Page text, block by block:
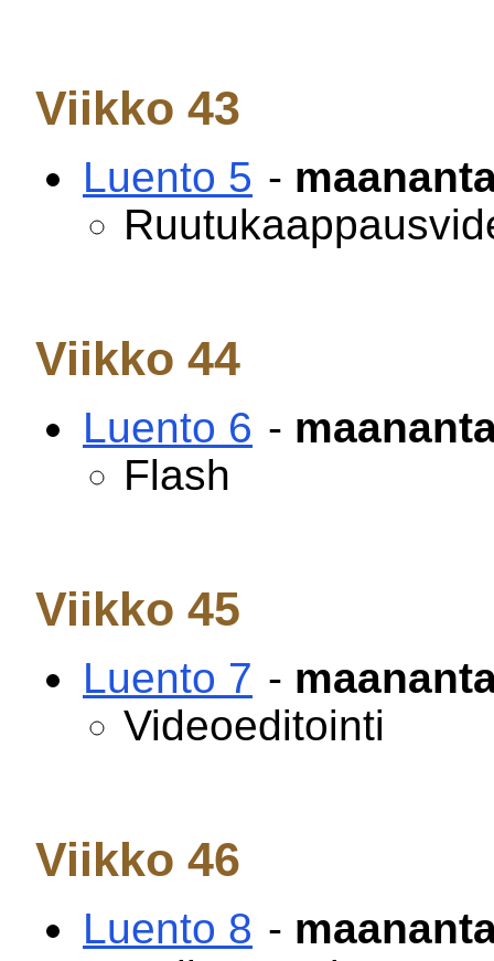
Viikko 43
Luento 5 -
Viikko 44
Luento 6 -
Flash
Viikko 45
Luento 7 -
Videoeditointi
Viikko 46
Luento 8 -